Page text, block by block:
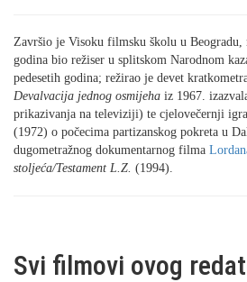
Završio je Visoku filmsku školu u Beogradu,
godina bio režiser u splitskom Narodnom
pedesetih godina; režirao je devet
Devalvacija jednog osmijeha iz 1967.
prikazivanja na televiziji) te cjelovečernji
(1972) o počecima partizanskog pokreta u
dugometražnog dokumentarnog filma
stoljeća/Testament L.Z. (1994).
Svi filmovi ovog